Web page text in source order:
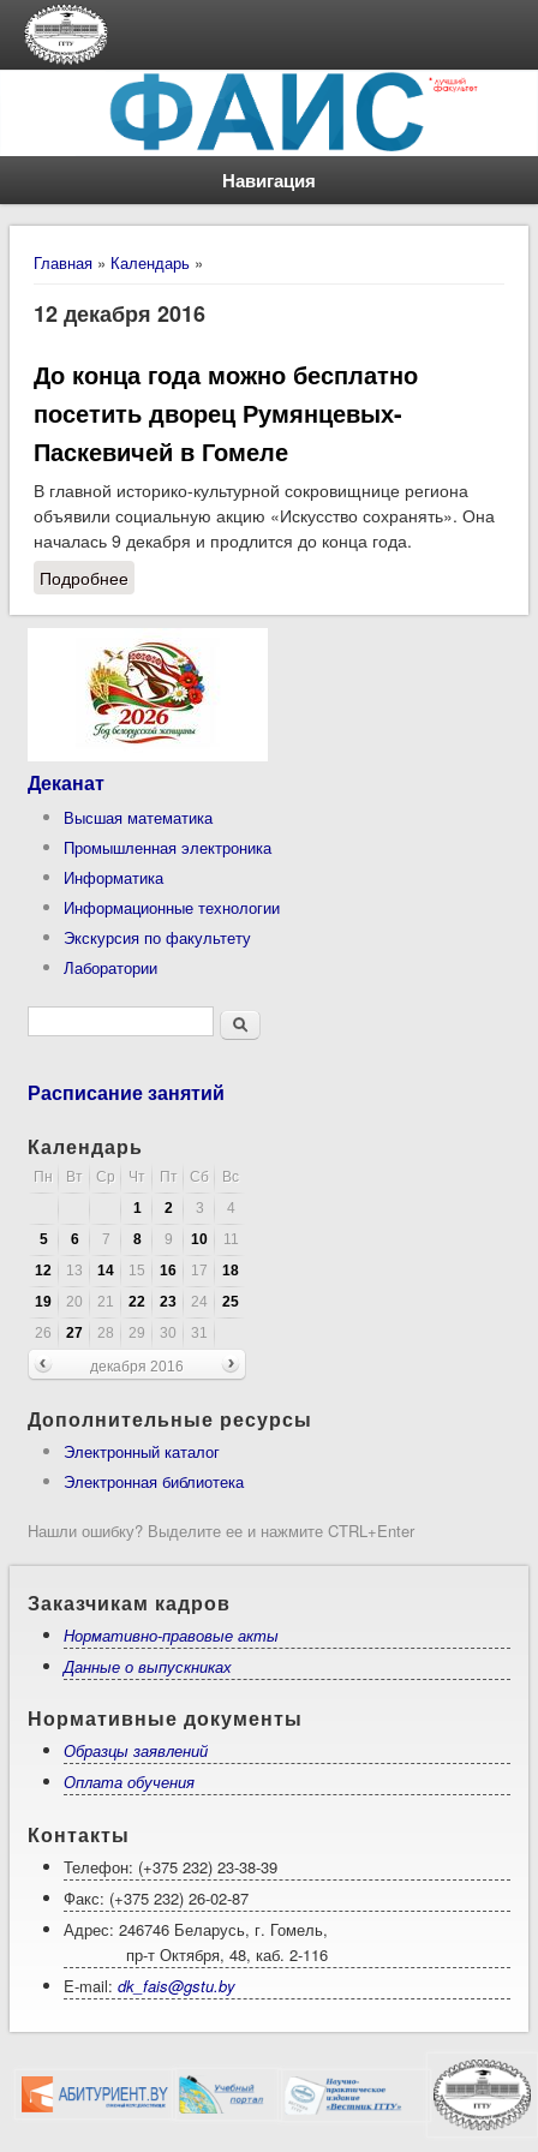
Навигация
Вы здесь
Главная» Календарь»
12 декабря 2016
До конца года можно бесплатно
посетить дворец Румянцевых-
Паскевичей в Гомеле
В главной историко-культурной сокровищнице региона
объявили социальную акцию «Искусство сохранять». Она
началась 9 декабря и продлится до конца года.
Подробнеео До конца года можно бесплатно посетить дворец
Румянцевых-Паскевичей в Гомеле
Деканат
Высшая математика
Промышленная электроника
Информатика
Информационные технологии
Экскурсия по факультету
Лаборатории
Форма поискаПоиск
Расписание занятий
Календарь
Пн Вт Ср Чт Пт Сб
Вс
1
2 3
4
5
6 7 8 9 10
11
12
13 14 15 16 17
18
19
20 21 22 23 24
25
26
27 28 29 30
31
декабря 2016
Дополнительные ресурсы
Электронный каталог
Электронная библиотека
Нашли ошибку? Выделите ее и нажмите CTRL+Enter
Заказчикам кадров
Нормативно-правовые акты
Данные о выпускниках
Нормативные документы
Образцы заявлений
Оплата обучения
Контакты
Телефон: (+375 232) 23-38-39
Факс: (+375 232) 26-02-87
Адрес: 246746 Беларусь, г. Гомель,
пр-т Октября, 48, каб. 2-116
E-mail:dk_fais@gstu.by